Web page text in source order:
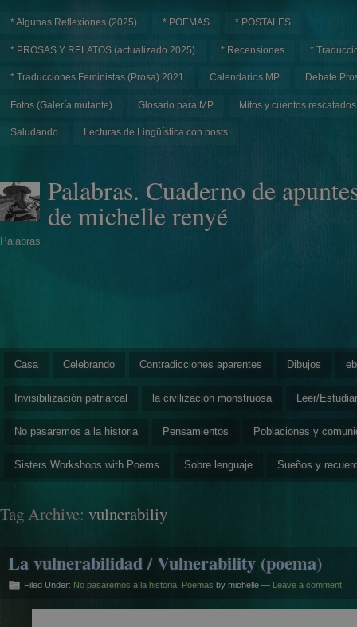
* Algunas Reflexiones (2025) * POEMAS * POSTALES
* PROSAS Y RELATOS (actualizado 2025) * Recensiones *
* Traducciones Feministas (Prosa) 2021 Calendarios MP Debate
Fotos (Galería mutante) Glosario para MP Mitos y cuentos rescatados
Saludando Lecturas de Lingüística con posts
Palabras. Cuaderno de
de michelle renyé
Palabras
Casa Celebrando Contradicciones aparentes Dibujos
Invisibilización patriarcal la civilización monstruosa Leer/Estudiar
No pasaremos a la historia Pensamientos Poblaciones y
Sisters Workshops with Poems Sobre lenguaje Sueños y
Tag Archive: vulnerabiliy
La vulnerabilidad / Vulnerability (poema)
Filed Under: No pasaremos a la historia Poemas by michelle — Leave a comment